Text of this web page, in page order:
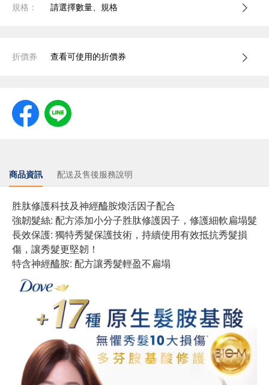
規格： 請選擇數量、規格
折價券 查看可使用的折價券
商品資訊 配送及售後服務說明
胜肽修護科技及神經醯胺煥活因子配合
強韌髮絲: 配方添加小分子胜肽修護因子，修護細軟扁塌髮
長效保護: 獨特秀髮保護技術，持續使用有效抵抗秀髮損
傷，讓秀髮更堅韌！
特含神經醯胺: 配方讓秀髮輕盈不扁塌